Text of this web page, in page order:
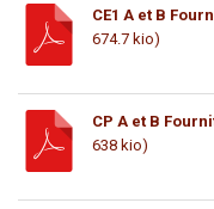
CE1 A et B
674.7 kio)
CP A et B
638 kio)